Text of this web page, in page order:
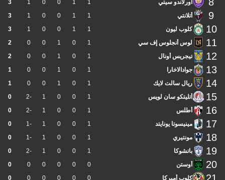
أورلاندو سيتي 1
1
0
0
1
3
9 أتلانتي 1
1
0
0
1
3
10 كلوب ليون 1
1
0
0
1
3
11 لوس أنجلوس إف سي 1
0
1
0
0
2
12 تيجريس أونال 1
0
1
0
0
2
13 جوادالاخارا 1
0
1
0
0
1
14 ريال سالت لايك 1
0
1
0
0
1
15 أتليتكو سان لويس 1
0
0
1
-2
0
16 أطلس 1
0
0
1
-2
0
17 مينيسوتا يونايتد 1
0
0
1
-1
0
18 مونتيري 1
0
0
1
-1
0
19 باتشوكا 1
0
0
1
-2
0
20 أوستن 0
0
0
0
0
0
كلوب أميركا 0
0
0
0
0
0